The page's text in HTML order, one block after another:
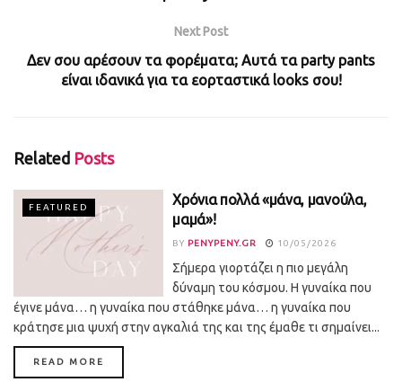
Next Post
Δεν σου αρέσουν τα φορέματα; Αυτά τα party pants
είναι ιδανικά για τα εορταστικά looks σου!
Related Posts
FEATURED
Χρόνια πολλά «μάνα, μανούλα,
μαμά»!
BY PENYPENY.GR 10/05/2026
Σήμερα γιορτάζει η πιο μεγάλη
δύναμη του κόσμου. Η γυναίκα που
έγινε μάνα… η γυναίκα που στάθηκε μάνα… η γυναίκα που
κράτησε μια ψυχή στην αγκαλιά της και της έμαθε τι σημαίνει...
READ MORE